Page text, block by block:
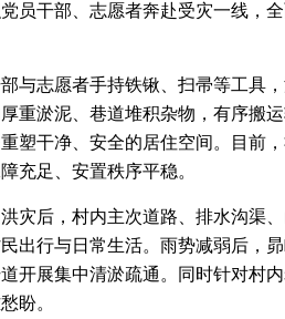
员干部、志愿者奔赴受灾一线，
与志愿者手持铁锹、扫帚等工具
重淤泥、巷道堆积杂物，有序搬
塑干净、安全的居住空间。目前
充足、安置秩序平稳。
灾后，村内主次道路、排水沟渠
出行与日常生活。雨势减弱后，
开展集中清淤疏通。同时针对村
盼。